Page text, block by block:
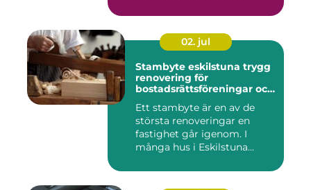
02. jul
Stambyte eskilstuna trygg
renovering för
bostadsrättsföreningar och
Ett stambyte är en av de
största renoveringar en
fastighet går igenom. I
många hus i Eskilstuna